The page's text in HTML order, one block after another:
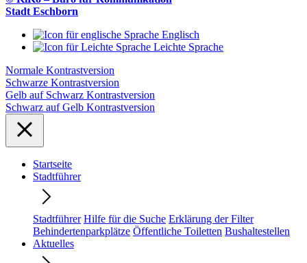
Stadt Eschborn
Englisch
Leichte Sprache
Normale Kontrastversion
Schwarze Kontrastversion
Gelb auf Schwarz Kontrastversion
Schwarz auf Gelb Kontrastversion
Startseite
Stadtführer
Stadtführer Hilfe für die Suche Erklärung der Filter
Behindertenparkplätze Öffentliche Toiletten Bushaltestellen
Aktuelles